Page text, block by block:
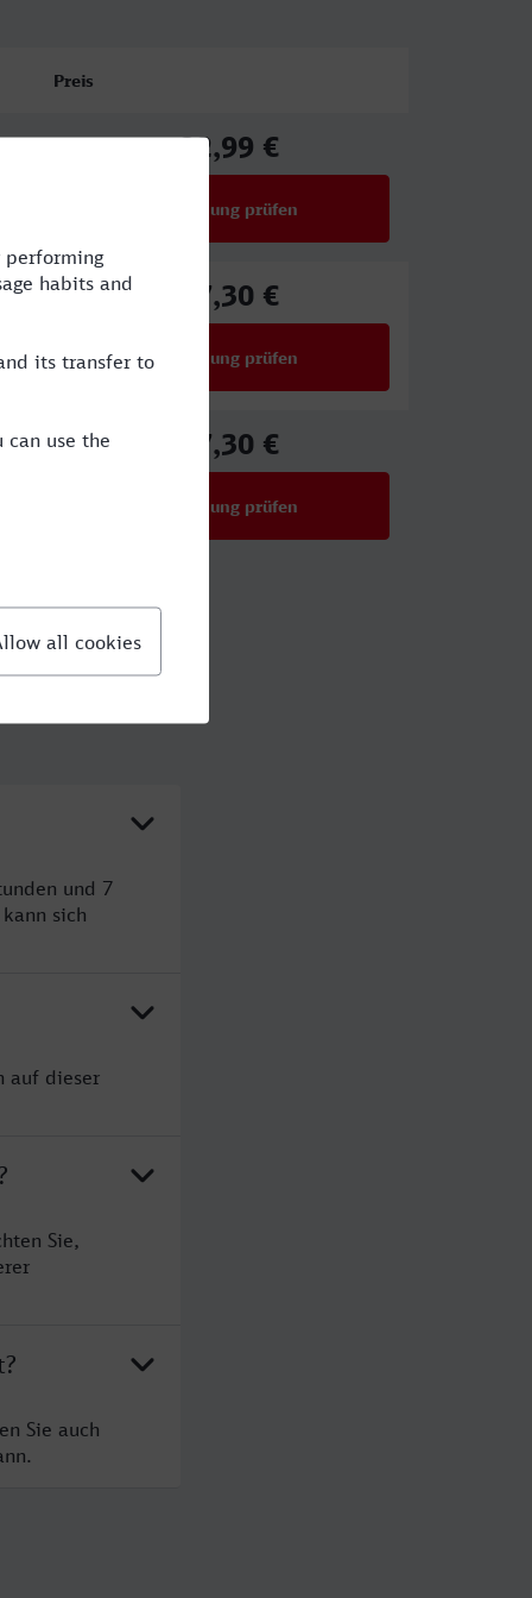
Preis
22,99 €
Verbindung prüfen
47,30 €
Verbindung prüfen
47,30 €
Verbindung prüfen
und 7
sich
auf dieser
Sie,
Sie auch